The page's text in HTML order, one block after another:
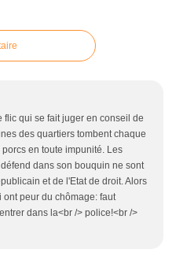
flic qui se fait juger en conseil de
des quartiers tombent chaque
en toute impunité. Les
dans son bouquin ne sont
et de l'Etat de droit. Alors
peur du chômage: faut
dans la<br /> police!<br />